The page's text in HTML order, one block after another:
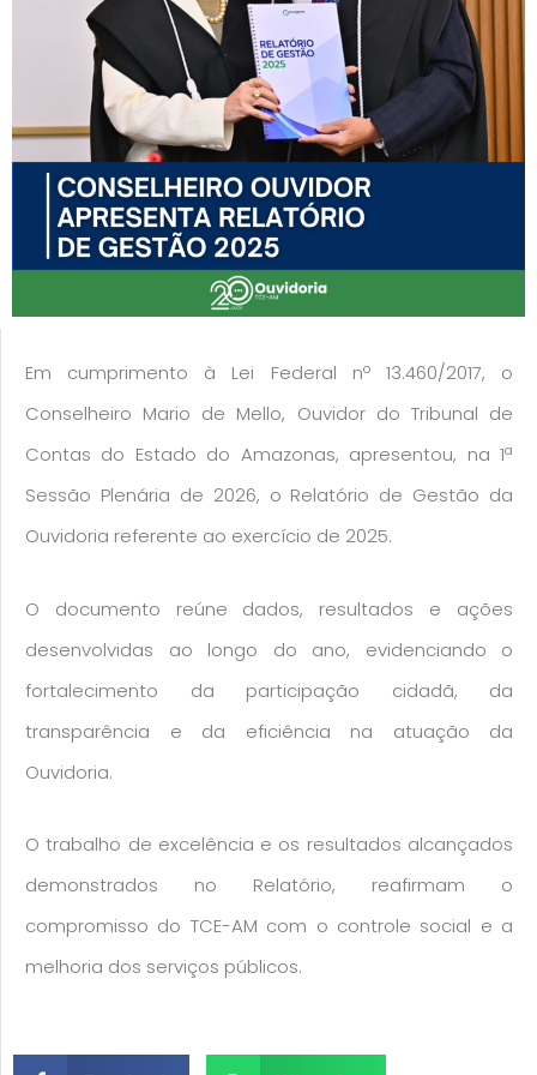
Em cumprimento à Lei Federal nº 13.460/2017, o
Conselheiro Mario de Mello, Ouvidor do Tribunal de
Contas do Estado do Amazonas, apresentou, na 1ª
Sessão Plenária de 2026, o Relatório de Gestão da
Ouvidoria referente ao exercício de 2025.
O documento reúne dados, resultados e ações
desenvolvidas ao longo do ano, evidenciando o
fortalecimento da participação cidadã, da
transparência e da eficiência na atuação da
Ouvidoria.
O trabalho de excelência e os resultados alcançados
demonstrados no Relatório, reafirmam o
compromisso do TCE-AM com o controle social e a
melhoria dos serviços públicos.